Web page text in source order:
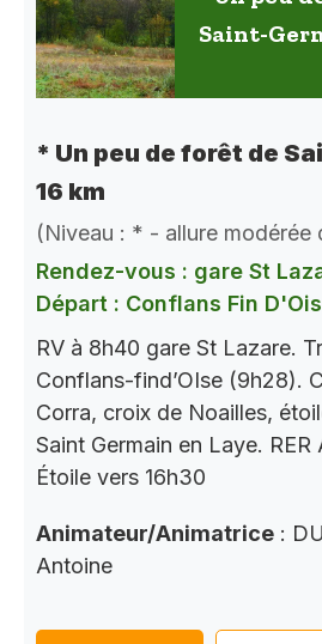
Saint-
* Un peu de forêt de
16 km
(Niveau : * - allure modérée
Rendez-vous : gare St
Départ : Conflans Fin
RV à 8h40 gare St Lazare.
Conflans-find’OIse (9h28).
Corra, croix de Noailles,
Saint Germain en Laye. RER
Étoile vers 16h30
Animateur/Animatrice :
Antoine